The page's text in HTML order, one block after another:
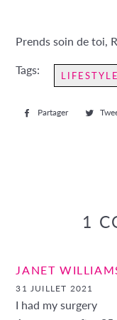
Prends soin de toi,
Tags: LIFESTYLE
Partager
Partager
1
JANET
31 JUILLET 2021
I had my surgery